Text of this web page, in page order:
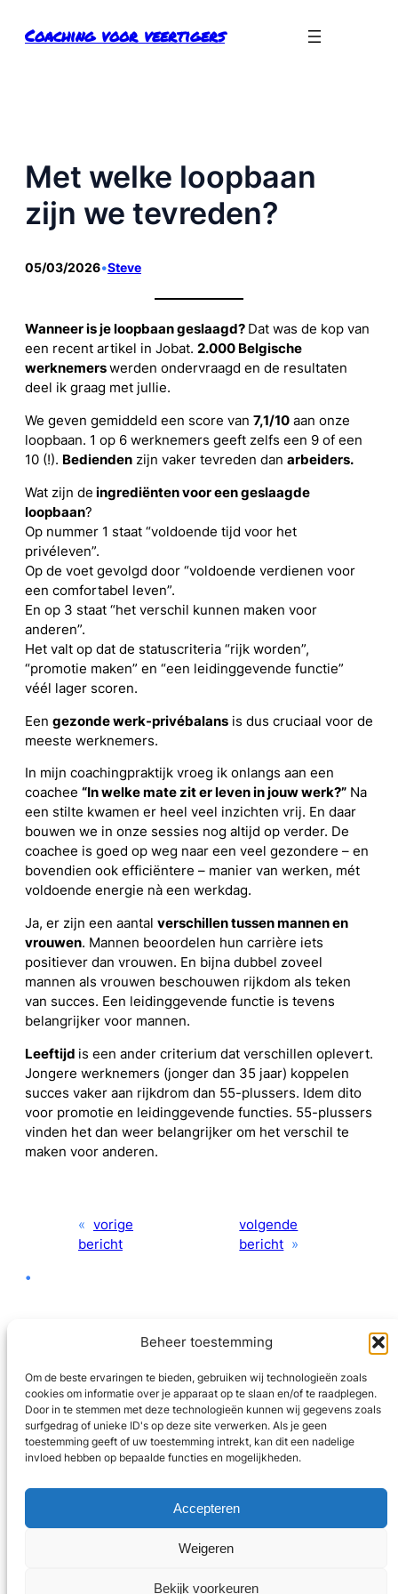
Beheer toestemming
Om de beste ervaringen te bieden, gebruiken wij technologieën zoals
cookies om informatie over je apparaat op te slaan en/of te raadplegen.
Door in te stemmen met deze technologieën kunnen wij gegevens zoals
surfgedrag of unieke ID's op deze site verwerken. Als je geen
toestemming geeft of uw toestemming intrekt, kan dit een nadelige
invloed hebben op bepaalde functies en mogelijkheden.
Accepteren
Weigeren
Bekijk voorkeuren
naarCoaching voor veertigers
Met welke loopbaan
zijn we tevreden?
05/03/2026•Steve
Wanneer is je loopbaan geslaagd? Dat was de kop van
een recent artikel in Jobat. 2.000 Belgische
werknemerswerden ondervraagd en de resultaten
deel ik graag met jullie.
We geven gemiddeld een score van 7,1/10 aan onze
loopbaan. 1 op 6 werknemers geeft zelfs een 9 of een
10 (!). Bedienden zijn vaker tevreden dan arbeiders.
Wat zijn de ingrediënten voor een geslaagde
loopbaan?
Op nummer 1 staat “voldoende tijd voor het
privéleven”.
Op de voet gevolgd door “voldoende verdienen voor
een comfortabel leven”.
En op 3 staat “het verschil kunnen maken voor
anderen”.
Het valt op dat de statuscriteria “rijk worden”,
“promotie maken” en “een leidinggevende functie”
véél lager scoren.
Een gezonde werk-privébalans is dus cruciaal voor de
meeste werknemers.
In mijn coachingpraktijk vroeg ik onlangs aan een
coachee “In welke mate zit er leven in jouw werk?” Na
een stilte kwamen er heel veel inzichten vrij. En daar
bouwen we in onze sessies nog altijd op verder. De
coachee is goed op weg naar een veel gezondere – en
bovendien ook efficiëntere – manier van werken, mét
voldoende energie nà een werkdag.
Ja, er zijn een aantal verschillen tussen mannen en
vrouwen. Mannen beoordelen hun carrière iets
positiever dan vrouwen. En bijna dubbel zoveel
mannen als vrouwen beschouwen rijkdom als teken
van succes. Een leidinggevende functie is tevens
belangrijker voor mannen.
Leeftijd is een ander criterium dat verschillen oplevert.
Jongere werknemers (jonger dan 35 jaar) koppelen
succes vaker aan rijkdrom dan 55-plussers. Idem dito
voor promotie en leidinggevende functies. 55-plussers
vinden het dan weer belangrijker om het verschil te
maken voor anderen.
« vorige
bericht
volgende
bericht »
•
LinkedIn
privacybeleid
contact ->
Copyright © 2024